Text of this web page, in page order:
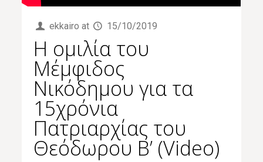
ekkairo at 15/10/2019
Η ομιλία του
Μέμφιδος
Νικόδημου για τα
15χρόνια
Πατριαρχίας του
Θεόδωρου Β’ (Video)